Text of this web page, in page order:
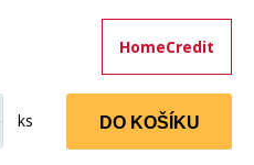
HomeCredit
ks DO KOŠÍKU